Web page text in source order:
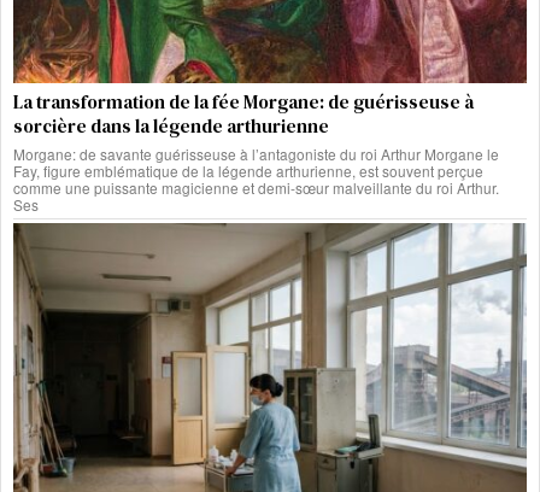
La transformation de la fée Morgane: de guérisseuse à
sorcière dans la légende arthurienne
Morgane: de savante guérisseuse à l’antagoniste du roi Arthur Morgane le
Fay, figure emblématique de la légende arthurienne, est souvent perçue
comme une puissante magicienne et demi-sœur malveillante du roi Arthur.
Ses